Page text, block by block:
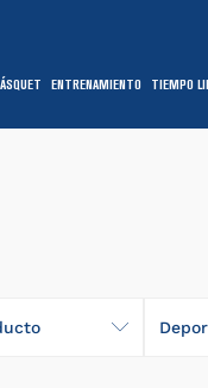
ENTRENAMIENTO TIEMPO
. básquet